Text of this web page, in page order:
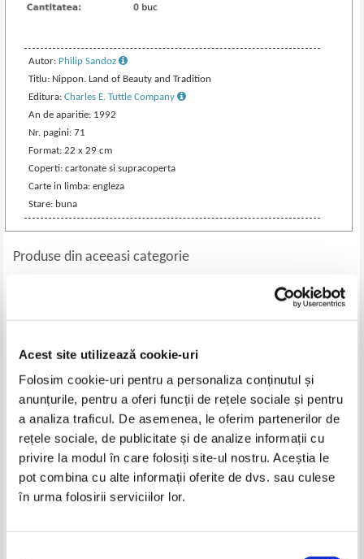
Acest site utilizează cookie-uri
Folosim cookie-uri pentru a personaliza conținutul și
anunțurile, pentru a oferi funcții de rețele sociale și pentru
a analiza traficul. De asemenea, le oferim partenerilor de
rețele sociale, de publicitate și de analize informații cu
privire la modul în care folosiți site-ul nostru. Aceștia le
pot combina cu alte informații oferite de dvs. sau culese
în urma folosirii serviciilor lor.
Autor: Philip Sandoz
Titlu: Nippon. Land of Beauty and Tradition
Editura:Charles E. Tuttle Company
An de aparitie: 1992
Nr. pagini: 71
Format: 22 x 29 cm
Coperti: cartonate si supracoperta
Carte in limba: engleza
Stare: buna
Produse din aceeasi categorie
Pret:37,00Lei 27,75 Lei
-35%
Michael Leapman - London (ghid
de calatorie)